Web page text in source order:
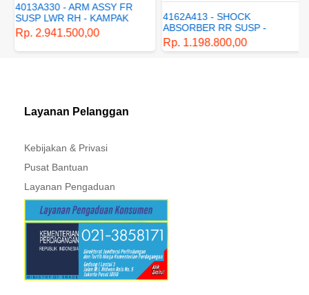
4013A330 - ARM ASSY FR
SUSP LWR RH - KAMPAK
DEPAN BAWAH KANAN -
GENUINE SPAREPART -
MITSUBISHI - XPANDER
Rp. 2.941.500,00
4162A413 - SHOCK
ABSORBER RR SUSP -
SUSPENSI BELAKANG -
SHOCKBREAKER BELAKANG
Rp. 1.198.800,00
Layanan Pelanggan
Kebijakan & Privasi
Pusat Bantuan
Layanan Pengaduan